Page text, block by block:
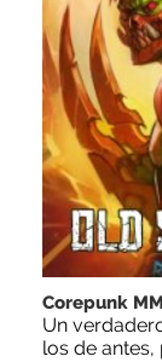
Corepunk
Un
los de